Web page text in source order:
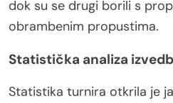
dok su se drugi borili s
obrambenim propustima.
Statistička analiza
Statistika turnira otkrila je